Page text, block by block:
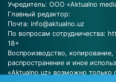
Учредитель: ООО «Aktualno
Главный редактор:
Почта: info@aktualno.uz
По вопросам сотрудничества:
18+
Воспроизводство,
распространение и иное
«Aktualno.uz» возможно только